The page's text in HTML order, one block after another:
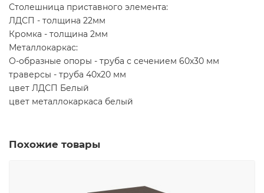
Столешница приставного элемента:
ЛДСП - толщина 22мм
Кромка - толщина 2мм
Металлокаркас:
О-образные опоры - труба с сечением 60х30 мм
траверсы - труба 40х20 мм
цвет ЛДСП Белый
цвет металлокаркаса белый
Похожие товары